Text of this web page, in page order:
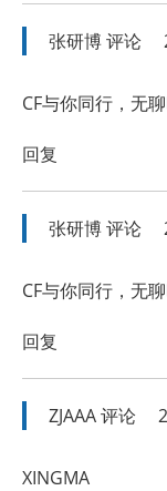
张研博评论
CF与你同行，无
回复
张研博评论
CF与你同行，无
回复
ZJAAA评论
XINGMA